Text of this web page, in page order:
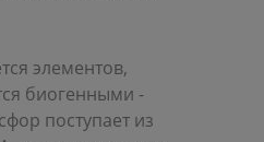
элементов,
биогенными -
поступает из